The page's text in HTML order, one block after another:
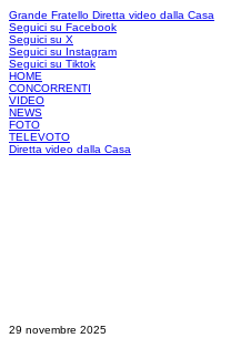
Grande Fratello Diretta video dalla Casa
Seguici su Facebook
Seguici su X
Seguici su Instagram
Seguici su Tiktok
HOME
CONCORRENTI
VIDEO
NEWS
FOTO
TELEVOTO
Diretta video dalla Casa
29 novembre 2025